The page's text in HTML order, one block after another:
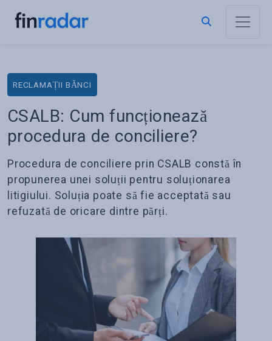
RECLAMAȚII BĂNCI
CSALB: Cum funcționează
procedura de conciliere?
Procedura de conciliere prin CSALB constă în
propunerea unei soluții pentru soluționarea
litigiului. Soluția poate să fie acceptată sau
refuzată de oricare dintre părți.